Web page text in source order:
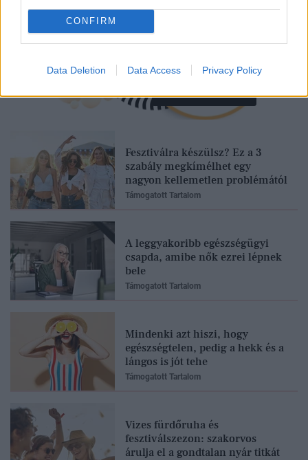
CONFIRM
Data Deletion Data Access Privacy Policy
Fesztiválra készülsz? Ez a 3
szabály megkímélhet egy
nagyon kellemetlen problémától
Támogatott Tartalom
A leggyakoribb egészségügyi
csapda, amibe nők ezrei lépnek
bele
Támogatott Tartalom
Mindenki azt hiszi, hogy
egészségtelen, pedig a hekk és a
lángos is jót tehe
Támogatott Tartalom
Vizes fürdőruha és
fesztiválszezon: szakorvos
árulja el a gondtalan nyár titkát